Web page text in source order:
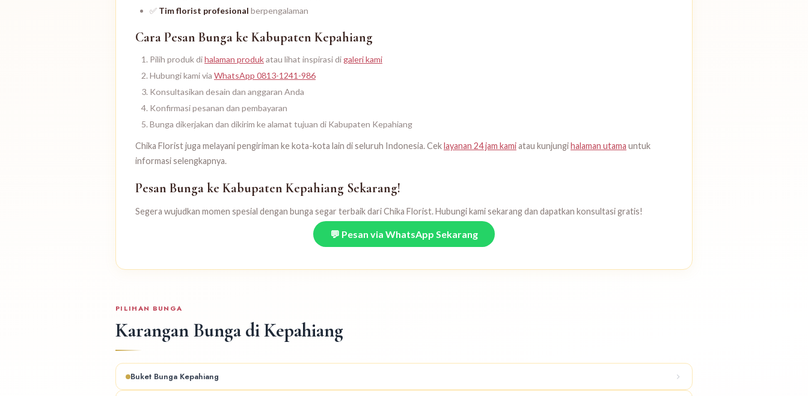
✅ Tim florist profesional berpengalaman
Cara Pesan Bunga ke Kabupaten Kepahiang
Pilih produk dihalaman produkatau lihat inspirasi di galeri kami
Hubungi kami via WhatsApp 0813-1241-986
Konsultasikan desain dan anggaran Anda
Konfirmasi pesanan dan pembayaran
Bunga dikerjakan dan dikirim ke alamat tujuan di Kabupaten Kepahiang
Chika Florist juga melayani pengiriman ke kota-kota lain di seluruh Indonesia. Ceklayanan 24 jam kamiatau kunjungihalaman utama untuk
informasi selengkapnya.
Pesan Bunga ke Kabupaten Kepahiang Sekarang!
Segera wujudkan momen spesial dengan bunga segar terbaik dari Chika Florist. Hubungi kami sekarang dan dapatkan konsultasi gratis!
💬 Pesan via WhatsApp Sekarang
PILIHAN BUNGA
Karangan Bunga di Kepahiang
Buket Bunga Kepahiang